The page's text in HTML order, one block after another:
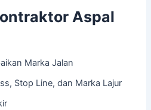
Aspal
Marka Jalan
Stop Line, dan Marka Lajur